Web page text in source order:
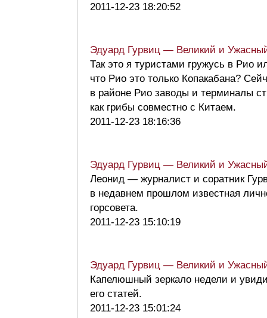
2011-12-23 18:20:52
Эдуард Гурвиц — Великий и
Так это я туристами гружусь в Рио
что Рио это только Копакабана?
в районе Рио заводы и терминалы
как грибы совместно с Китаем.
2011-12-23 18:16:36
Эдуард Гурвиц — Великий и
Леонид — журналист и соратник
в недавнем прошлом известная
горсовета.
2011-12-23 15:10:19
Эдуард Гурвиц — Великий и
Капелюшный зеркало недели и
его статей.
2011-12-23 15:01:24